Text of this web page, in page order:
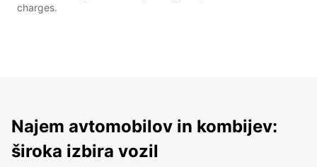
charges.
Najem avtomobilov in kombijev:
široka izbira vozil